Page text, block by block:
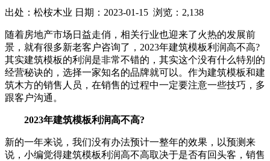
出处：松桉木业 日期：2023-01-15 浏览：2,138
随着房地产市场日益走俏，相关行业也迎来了火热的发展前
景，就有很多新老客户咨询了，2023年建筑模板利润高不高?
其实建筑模板的利润是非常不错的，其实这个没有什么特别的
经营秘诀的，选择一家知名的品牌就可以。作为建筑模板和建
筑木方的销售人员，在销售的过程中一定要注意一些技巧，多
跟客户沟通。
2023年建筑模板利润高不高?
新的一年来说，我们没有办法预计一整年的效果，以预测来
说，小编觉得建筑模板利润高不高取决于是否有回头客，销售